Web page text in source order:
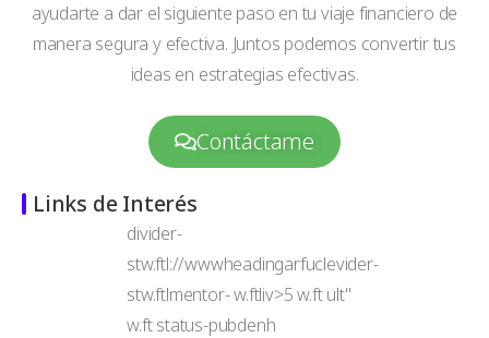
ayudarte a dar el siguiente paso en tu viaje financiero de
manera segura y efectiva. Juntos podemos convertir tus
ideas en estrategias efectivas.
Contáctame
Links de Interés
divider-
stw.ftl://wwwheadingarfuclevider-
stw.ftlmentor- w.ftliv>5 w.ft ult"
w.ft status-pubdenh